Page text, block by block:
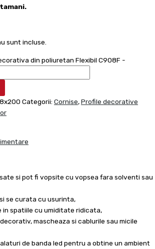
sunt incluse.
din poliuretan Flexibil C908F -
Categorii: Cornise,Profile decorative
si pot fi vopsite cu vopsea fara solventi sau
se curata cu usurinta,
in spatiile cu umiditate ridicata,
mascheaza si cablurile sau micile
de banda led pentru a obtine un ambient